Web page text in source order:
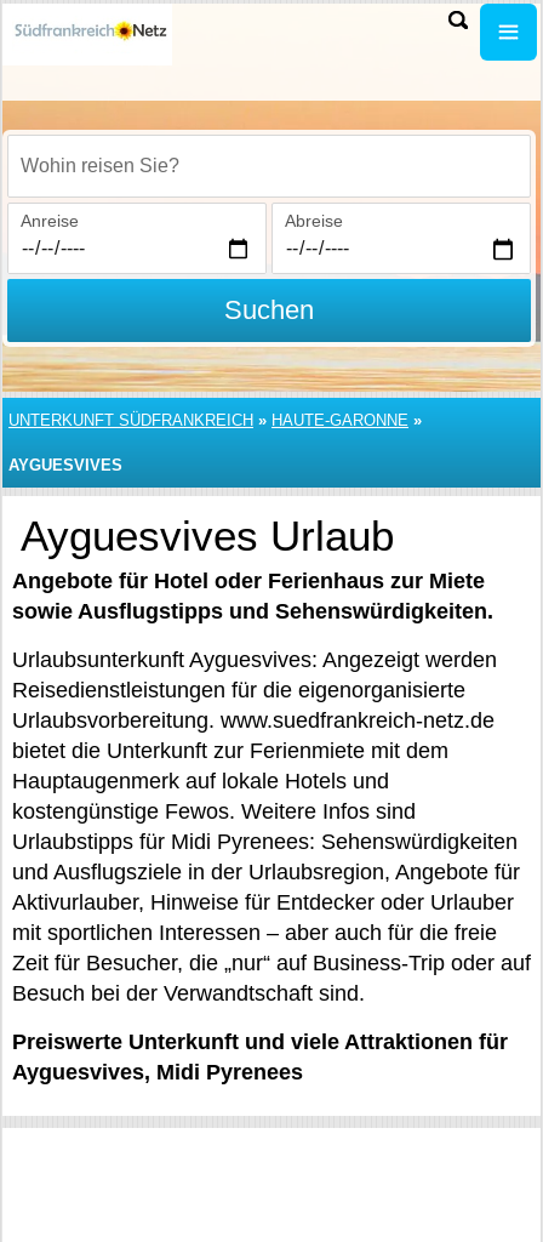
Wohin reisen Sie?
Anreise Abreise
Suchen
UNTERKUNFT SÜDFRANKREICH » HAUTE-GARONNE »
AYGUESVIVES
Ayguesvives Urlaub
Angebote für Hotel oder Ferienhaus zur Miete
sowie Ausflugstipps und Sehenswürdigkeiten.
Urlaubsunterkunft Ayguesvives: Angezeigt werden
Reisedienstleistungen für die eigenorganisierte
Urlaubsvorbereitung. www.suedfrankreich-netz.de
bietet die Unterkunft zur Ferienmiete mit dem
Hauptaugenmerk auf lokale Hotels und
kostengünstige Fewos. Weitere Infos sind
Urlaubstipps für Midi Pyrenees: Sehenswürdigkeiten
und Ausflugsziele in der Urlaubsregion, Angebote für
Aktivurlauber, Hinweise für Entdecker oder Urlauber
mit sportlichen Interessen – aber auch für die freie
Zeit für Besucher, die „nur“ auf Business-Trip oder auf
Besuch bei der Verwandtschaft sind.
Preiswerte Unterkunft und viele Attraktionen für
Ayguesvives, Midi Pyrenees